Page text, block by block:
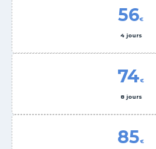
56€
4 jours
74€
8 jours
85€